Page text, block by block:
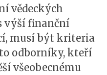
vědeckých
výší finanční
musí být kriteria
odborníky, kteří
všeobecnému